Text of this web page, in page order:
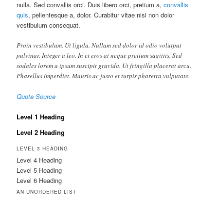
nulla. Sed convallis orci. Duis libero orci, pretium a,convallis
quis, pellentesque a, dolor. Curabitur vitae nisi non dolor
vestibulum consequat.
Proin vestibulum. Ut ligula. Nullam sed dolor id odio volutpat
pulvinar. Integer a leo. In et eros at neque pretium sagittis. Sed
sodales lorem a ipsum suscipit gravida. Ut fringilla placerat arcu.
Phasellus imperdiet. Mauris ac justo et turpis pharetra vulputate.
Quote Source
Level 1 Heading
Level 2 Heading
LEVEL 3 HEADING
Level 4 Heading
Level 5 Heading
Level 6 Heading
AN UNORDERED LIST